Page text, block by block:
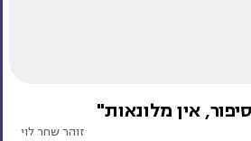
אין מלונאות"
זוהר שחר לוי